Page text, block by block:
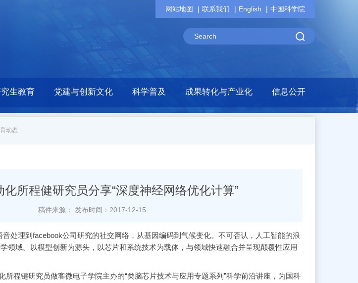
网站地图 联系我们 English 中国科学院
生教育 党建与创新文化 科学普及 成果转化与产业化 信息公开
动态
化所程健研究员分享“深度神经网络优化计算”
稿件来源： 发布时间：2017-12-15
理到facebook公司研究的社交网络，从基因编码到气候变化。不可否认，人工智能的浪
领域。以模型创新为源头，以芯片和系统技术为载体，与领域快速融合并呈现颠覆性应用
程键研究员做客微电子学院主办的“类脑芯片技术与应用专题系列”科学前沿讲座，为国科